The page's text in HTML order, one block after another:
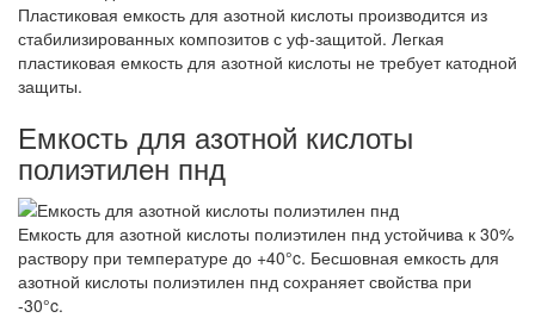
Пластиковая емкость для азотной кислоты производится из
стабилизированных композитов с уф-защитой. Легкая
пластиковая емкость для азотной кислоты не требует катодной
защиты.
Емкость для азотной кислоты
полиэтилен пнд
Емкость для азотной кислоты полиэтилен пнд устойчива к 30%
раствору при температуре до +40°c. Бесшовная емкость для
азотной кислоты полиэтилен пнд сохраняет свойства при
-30°c.